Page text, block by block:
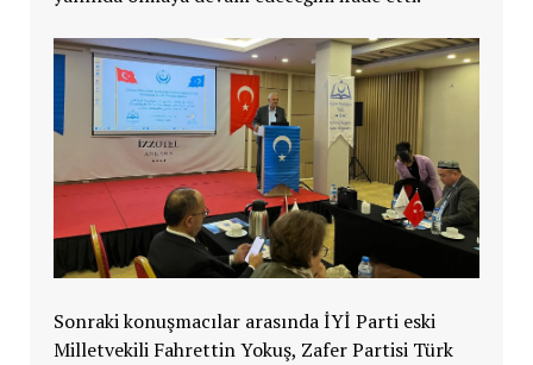
Sonraki konuşmacılar arasında İYİ Parti eski
Milletvekili Fahrettin Yokuş, Zafer Partisi Türk